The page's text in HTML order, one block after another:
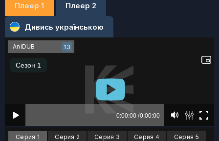
Плеер 1 Плеер 2
Дивись українською
AniDUB 13
Серия 1 Серия 2 Серия 3 Серия 4
Серия 5